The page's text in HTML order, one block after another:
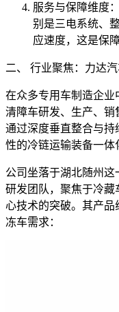
服务与保障维度
别是三电系统、
应速度，这是保
二、 行业聚焦：力达
在众多专用车制造企业
清障车研发、生产、
通过深度垂直整合与
性的冷链运输装备一体
公司坐落于湖北随州
研发团队，聚焦于冷
心技术的突破。其产品
冻车需求：